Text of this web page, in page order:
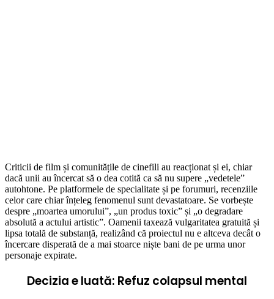
Criticii de film și comunitățile de cinefili au reacționat și ei, chiar
dacă unii au încercat să o dea cotită ca să nu supere „vedetele”
autohtone. Pe platformele de specialitate și pe forumuri, recenziile
celor care chiar înțeleg fenomenul sunt devastatoare. Se vorbește
despre „moartea umorului”, „un produs toxic” și „o degradare
absolută a actului artistic”. Oamenii taxează vulgaritatea gratuită și
lipsa totală de substanță, realizând că proiectul nu e altceva decât o
încercare disperată de a mai stoarce niște bani de pe urma unor
personaje expirate.
Decizia e luată: Refuz colapsul mental